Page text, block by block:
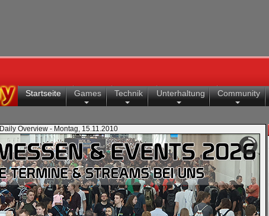
Startseite Games Technik Unterhaltung Community
Daily Overview - Montag, 15.11.2010